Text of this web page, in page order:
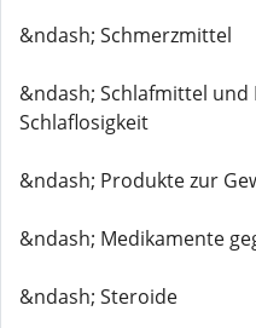
&ndash; Schmerzmittel
&ndash; Schlafmittel und
Schlaflosigkeit
&ndash; Produkte zur
&ndash; Medikamente
&ndash; Steroide